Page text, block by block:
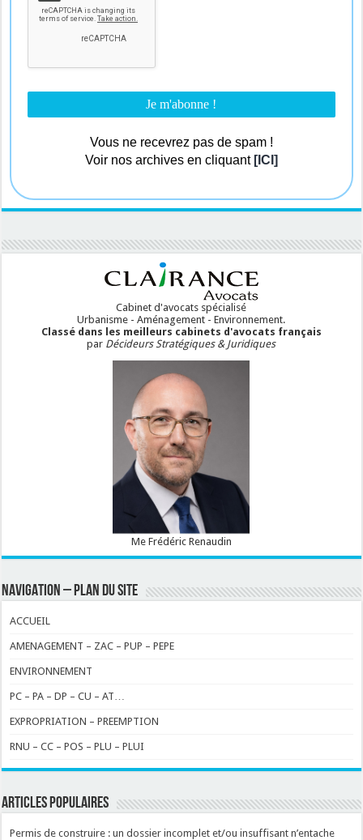
Vous ne recevrez pas de spam !
Voir nos archives en cliquant [ICI]
Cabinet d'avocats spécialisé
Urbanisme - Aménagement - Environnement.
Classé dans les meilleurs cabinets d'avocats français
par Décideurs Stratégiques & Juridiques
Me Frédéric Renaudin
NAVIGATION – PLAN DU SITE
ACCUEIL
AMENAGEMENT – ZAC – PUP – PEPE
ENVIRONNEMENT
PC – PA – DP – CU – AT…
EXPROPRIATION – PREEMPTION
RNU – CC – POS – PLU – PLUI
ARTICLES POPULAIRES
Permis de construire : un dossier incomplet et/ou insuffisant n’entache